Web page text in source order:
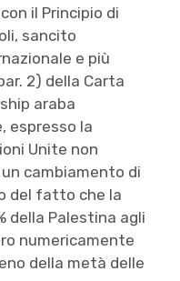
il Principio di
sancito
e più
2) della Carta
araba
espresso la
Unite non
cambiamento di
del fatto che la
della Palestina agli
numericamente
della metà delle